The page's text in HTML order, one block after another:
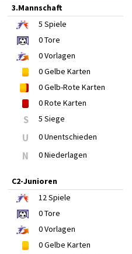
3.Mannschaft
5 Spiele
0Tore
0Vorlagen
0Gelbe Karten
0Gelb-Rote Karten
0Rote Karten
S 5 Siege
U 0 Unentschieden
N 0 Niederlagen
C2-Junioren
12Spiele
0Tore
0Vorlagen
0Gelbe Karten